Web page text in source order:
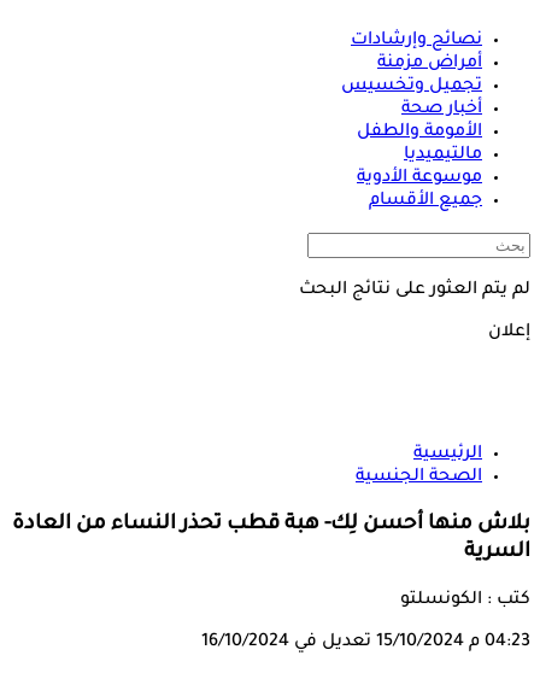
نصائح وإرشادات
أمراض مزمنة
تجميل وتخسيس
أخبار صحة
الأمومة والطفل
مالتيميديا
موسوعة الأدوية
جميع الأقسام
لم يتم العثور على نتائج البحث
إعلان
الرئيسية
الصحة الجنسية
بلاش منها أحسن لِك- هبة قطب تحذر النساء من العادة
السرية
كتب : الكونسلتو
04:23 م 15/10/2024 تعديل في 16/10/2024